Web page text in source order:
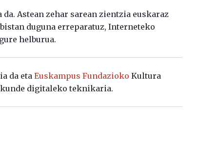
da. Astean zehar sarean zientzia euskaraz
duguna erreparatuz, Interneteko
helburua.
da etaEuskampus Fundazioko Kultura
digitaleko teknikaria.